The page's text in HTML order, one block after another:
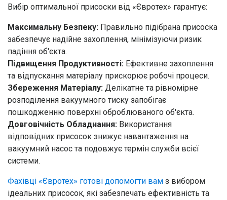
Вибір оптимальної присоски від «Євротех» гарантує:
Максимальну Безпеку: Правильно підібрана присоска
забезпечує надійне захоплення, мінімізуючи ризик
падіння об'єкта.
Підвищення Продуктивності: Ефективне захоплення
та відпускання матеріалу прискорює робочі процеси.
Збереження Матеріалу: Делікатне та рівномірне
розподілення вакуумного тиску запобігає
пошкодженню поверхні оброблюваного об'єкта.
Довговічність Обладнання: Використання
відповідних присосок знижує навантаження на
вакуумний насос та подовжує термін служби всієї
системи.
Фахівці «Євротех» готові допомогти вам з вибором
ідеальних присосок, які забезпечать ефективність та